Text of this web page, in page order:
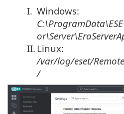
I. Windows:
II. Linux:
/var/log/eset/
/